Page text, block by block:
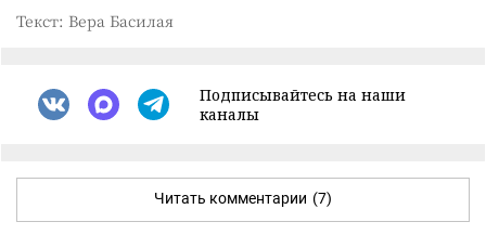
Текст: Вера Басилая
Подписывайтесь на наши
каналы
Читать комментарии (7)